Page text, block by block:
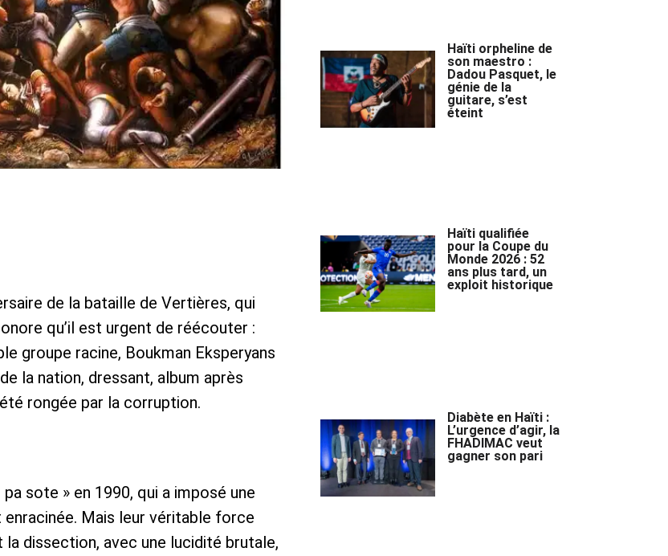
de la bataille de Vertières, qui
qu’il est urgent de réécouter :
groupe racine, Boukman Eksperyans
la nation, dressant, album après
rongée par la corruption.
sote » en 1990, qui a imposé une
Mais leur véritable force
dissection, avec une lucidité brutale,
Haïti orpheline de
son maestro :
Dadou Pasquet, le
génie de la
guitare, s’est
éteint
Haïti qualifiée
pour la Coupe du
Monde 2026 : 52
ans plus tard, un
exploit historique
Diabète en Haïti :
L’urgence d’agir, la
FHADIMAC veut
gagner son pari